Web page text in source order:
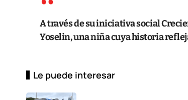
A través de su iniciativa social
Yoselin, una niña cuya historia
Le puede interesar